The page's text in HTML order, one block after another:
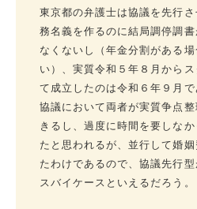
東京都の弁護士は協議を先行
務名義を作るのに結局調停調
なくないし（年金分割がある
い）、実質令和５年８月から
て成立したのは令和６年９月で
協議において両者が実質争点
きるし、過度に時間を要しな
たと思われるが、並行して婚
たわけであるので、協議先行
スバイケースといえるだろう。